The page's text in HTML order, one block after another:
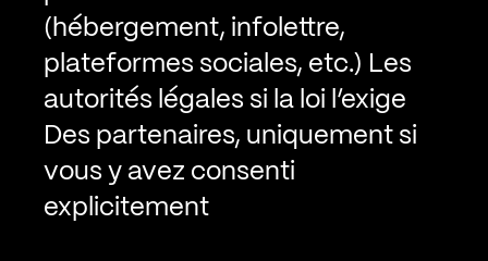
(hébergement, infolettre,
plateformes sociales, etc.) Les
autorités légales si la loi l’exige
Des partenaires, uniquement si
vous y avez consenti
explicitement